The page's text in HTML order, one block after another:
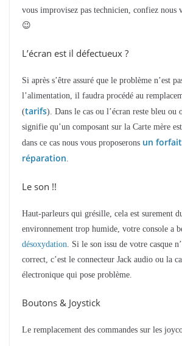
vous improvisez pas technicien, confiez nous
😉
L’écran est il défectueux ?
Si après s’être assuré que le problème n’est
l’alimentation, il faudra procédé au
(tarifs). Dans le cas ou l’écran reste bleu ou
signifie qu’un composant sur la Carte mère
dans ce cas nous vous proposerons un
réparation.
Le son !!
Haut-parleurs qui grésille, cela est surement
environnement trop humide, votre console a
désoxydation. Si le son issu de votre casque
correct, c’est le connecteur Jack audio ou la
électronique qui pose problème.
Boutons & Joystick
Le remplacement des commandes sur les